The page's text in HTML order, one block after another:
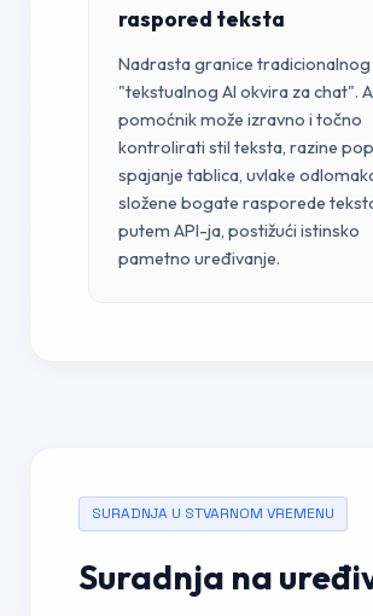
raspored teksta
Nadrasta granice tradicionalnog
"tekstualnog AI okvira za chat".
pomoćnik može izravno i točno
kontrolirati stil teksta, razine
spajanje tablica, uvlake
složene bogate rasporede
putem API-ja, postižući istinsko
pametno uređivanje.
SURADNJA U STVARNOM VREMENU
Suradnja na